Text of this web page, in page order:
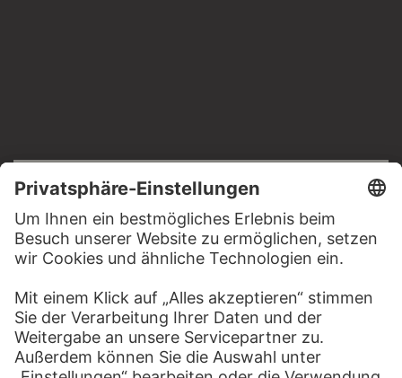
Impressum
Datenschutz
Copyright © 2026 Städel Museum
All rights reserved.
DIGITALE SAMMLUNG
Startseite
Werke
Künstler